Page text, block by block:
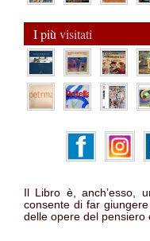
I più visitati
Il Libro è, anch’esso,
consente di far
delle opere del pensiero